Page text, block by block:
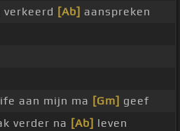
[Ab] aanspreken
aan mijn ma [Gm] geef
verder na [Ab] leven